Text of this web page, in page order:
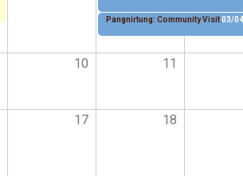
Pangnirtung: Community Visit03/
10 11
17 18